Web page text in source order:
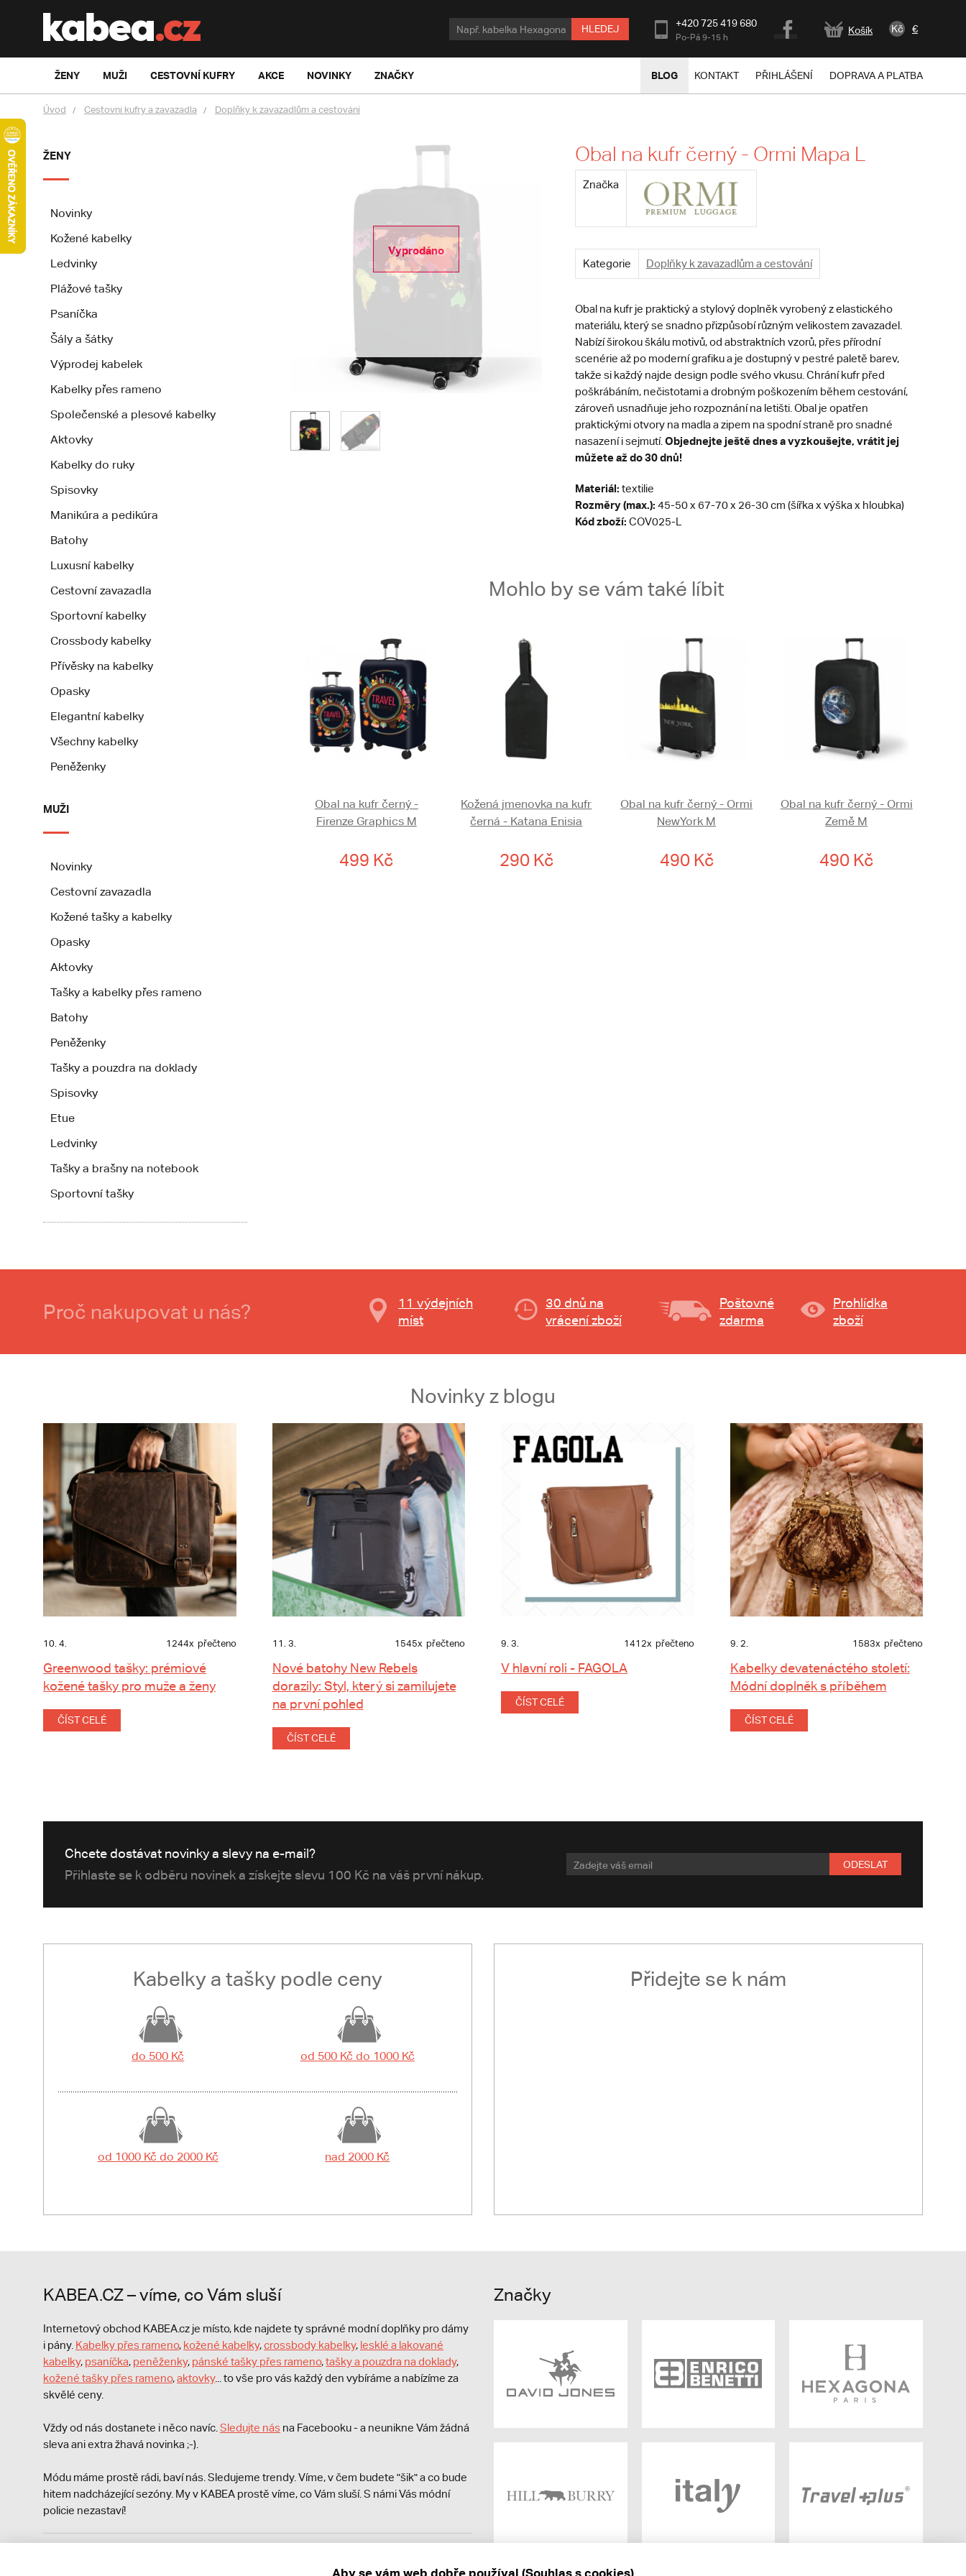
HLEDEJ +420 725 419 680
Po-Pá 9-15 h
Košík Kč €
ŽENY MUŽI CESTOVNÍ KUFRY AKCE NOVINKY ZNAČKY BLOG KONTAKT PŘIHLÁŠENÍ DOPRAVA A PLATBA
Úvod Cestovní kufry a zavazadla Doplňky k zavazadlům a cestování
ŽENY
Novinky
Kožené kabelky
Ledvinky
Plážové tašky
Psaníčka
Šály a šátky
Výprodej kabelek
Kabelky přes rameno
Společenské a plesové kabelky
Aktovky
Kabelky do ruky
Spisovky
Manikúra a pedikúra
Batohy
Luxusní kabelky
Cestovní zavazadla
Sportovní kabelky
Crossbody kabelky
Přívěsky na kabelky
Opasky
Elegantní kabelky
Všechny kabelky
Peněženky
MUŽI
Novinky
Cestovní zavazadla
Kožené tašky a kabelky
Opasky
Aktovky
Tašky a kabelky přes rameno
Batohy
Peněženky
Tašky a pouzdra na doklady
Spisovky
Etue
Ledvinky
Tašky a brašny na notebook
Sportovní tašky
Vyprodáno
Obal na kufr černý - Ormi Mapa L
Značka
Kategorie Doplňky k zavazadlům a cestování
Obal na kufr je praktický a stylový doplněk vyrobený z elastického
materiálu, který se snadno přizpůsobí různým velikostem zavazadel.
Nabízí širokou škálu motivů, od abstraktních vzorů, přes přírodní
scenérie až po moderní grafiku a je dostupný v pestré paletě barev,
takže si každý najde design podle svého vkusu. Chrání kufr před
poškrábáním, nečistotami a drobným poškozením během cestování,
zároveň usnadňuje jeho rozpoznání na letišti. Obal je opatřen
praktickými otvory na madla a zipem na spodní straně pro snadné
nasazení i sejmutí. Objednejte ještě dnes a vyzkoušejte, vrátit jej
můžete až do 30 dnů!
Materiál: textilie
Rozměry (max.): 45-50 x 67-70 x 26-30 cm (šířka x výška x hloubka)
Kód zboží: COV025-L
Mohlo by se vám také líbit
Obal na kufr černý -
Firenze Graphics M
499 Kč
Kožená jmenovka na kufr
černá - Katana Enisia
290 Kč
Obal na kufr černý - Ormi
NewYork M
490 Kč
Obal na kufr černý - Ormi
Země M
490 Kč
Proč nakupovat u nás?
11 výdejních
míst
30 dnů na
vrácení zboží
Poštovné
zdarma
Prohlídka
zboží
Novinky z blogu
10. 4. 1244x přečteno
Greenwood tašky: prémiové
kožené tašky pro muže a ženy
ČÍST CELÉ
11. 3. 1545x přečteno
Nové batohy New Rebels
dorazily: Styl, který si zamilujete
na první pohled
ČÍST CELÉ
9. 3. 1412x přečteno
V hlavní roli - FAGOLA
ČÍST CELÉ
9. 2. 1583x přečteno
Kabelky devatenáctého století:
Módní doplněk s příběhem
ČÍST CELÉ
Chcete dostávat novinky a slevy na e-mail?
Přihlaste se k odběru novinek a získejte slevu 100 Kč na váš první nákup.
ODESLAT
Kabelky a tašky podle ceny
do 500 Kč od 500 Kč do 1000 Kč
od 1000 Kč do 2000 Kč nad 2000 Kč
Přidejte se k nám
KABEA.CZ – víme, co Vám sluší
Internetový obchod KABEA.cz je místo, kde najdete ty správné modní doplňky pro dámy
i pány. Kabelky přes rameno, kožené kabelky,crossbody kabelky, lesklé a lakované
kabelky, psaníčka, peněženky, pánské tašky přes rameno,tašky a pouzdra na doklady,
kožené tašky přes rameno,aktovky... to vše pro vás každý den vybíráme a nabízíme za
skvělé ceny.
Vždy od nás dostanete i něco navíc. Sledujte nás na Facebooku - a neunikne Vám žádná
sleva ani extra žhavá novinka ;-).
Módu máme prostě rádi, baví nás. Sledujeme trendy. Víme, v čem budete "šik" a co bude
hitem nadcházející sezóny. My v KABEA prostě víme, co Vám sluší. S námi Vás módní
policie nezastaví!
Zároveň je povinen zaevidovat přijatou tržbu u správce daně online; v případě
Značky
Aby se vám web dobře používal (Souhlas s cookies)